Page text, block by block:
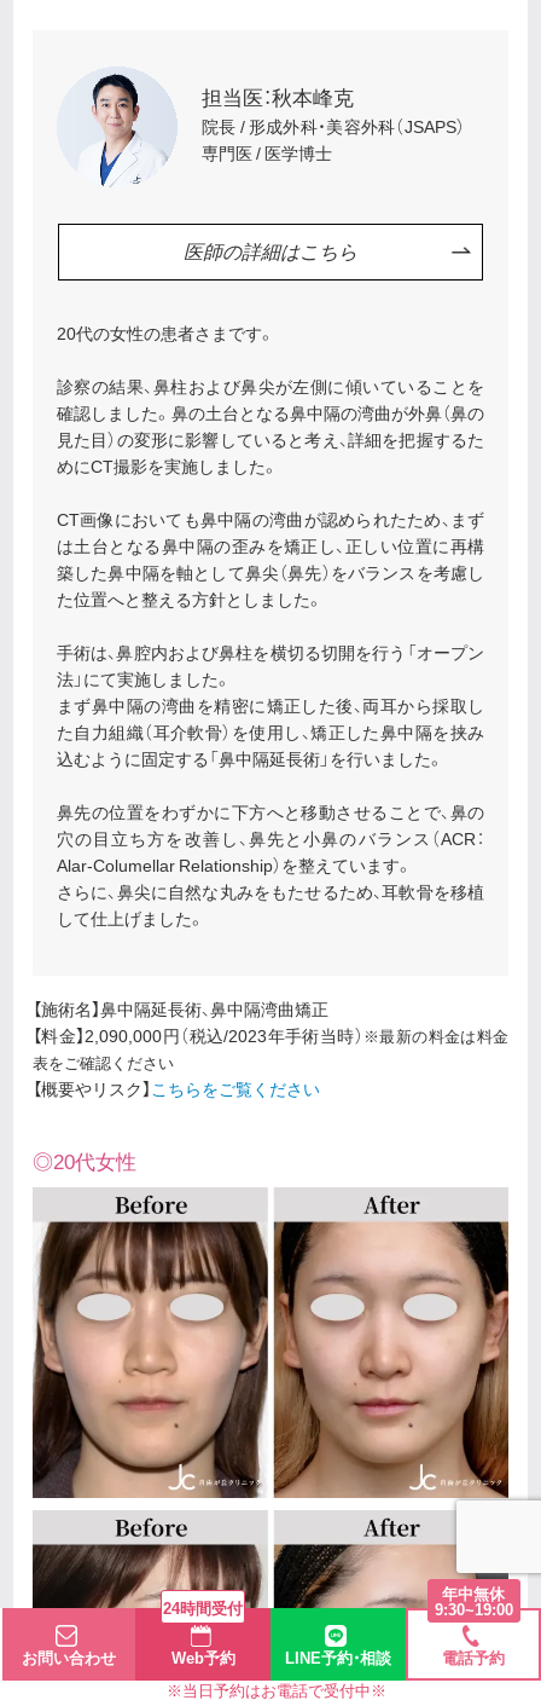
担当医：秋本峰克
院長 / 形成外科・美容外科（JSAPS）
専門医 / 医学博士
医師の詳細はこちら
20代の女性の患者さまです。
診察の結果、鼻柱および鼻尖が左側に傾いていることを
確認しました。鼻の土台となる鼻中隔の湾曲が外鼻（鼻の
見た目）の変形に影響していると考え、詳細を把握するた
めにCT撮影を実施しました。
CT画像においても鼻中隔の湾曲が認められたため、まず
は土台となる鼻中隔の歪みを矯正し、正しい位置に再構
築した鼻中隔を軸として鼻尖（鼻先）をバランスを考慮し
た位置へと整える方針としました。
手術は、鼻腔内および鼻柱を横切る切開を行う「オープン
法」にて実施しました。
まず鼻中隔の湾曲を精密に矯正した後、両耳から採取し
た自力組織（耳介軟骨）を使用し、矯正した鼻中隔を挟み
込むように固定する「鼻中隔延長術」を行いました。
鼻先の位置をわずかに下方へと移動させることで、鼻の
穴の目立ち方を改善し、鼻先と小鼻のバランス（ACR：
Alar-Columellar Relationship）を整えています。
さらに、鼻尖に自然な丸みをもたせるため、耳軟骨を移植
して仕上げました。
【施術名】鼻中隔延長術、鼻中隔湾曲矯正
【料金】2,090,000円（税込/2023年手術当時） ※最新の料金は料金
表をご確認ください
【概要やリスク】こちらをご覧ください
◎20代女性
お問い合わせ
24時間受付
Web予約 LINE予約・相談
年中無休
9:30~19:00
電話予約
※当日予約はお電話で受付中※